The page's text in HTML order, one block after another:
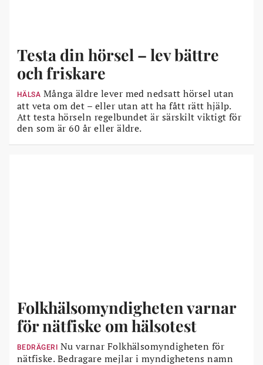
Testa din hörsel – lev bättre
och friskare
HÄLSA Många äldre lever med nedsatt hörsel utan
att veta om det – eller utan att ha fått rätt hjälp.
Att testa hörseln regelbundet är särskilt viktigt för
den som är 60 år eller äldre.
Folkhälsomyndigheten varnar
för nätfiske om hälsotest
BEDRÄGERI
Nu varnar Folkhälsomyndigheten för
nätfiske. Bedragare mejlar i myndighetens namn